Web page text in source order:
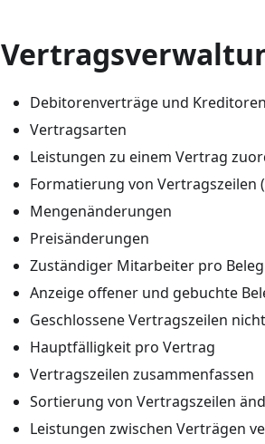
Debitorenverträge und
Vertragsarten
Leistungen zu einem Vertrag
Formatierung von Vertragszeilen
Mengenänderungen
Preisänderungen
Zuständiger Mitarbeiter pro Beleg
Anzeige offener und gebuchte
Geschlossene Vertragszeilen
Hauptfälligkeit pro Vertrag
Vertragszeilen zusammenfassen
Sortierung von Vertragszeilen
Leistungen zwischen Verträgen